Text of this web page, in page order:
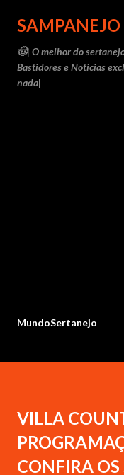
Pular
SAMPANEJO
🤠| O melhor do
Bastidores e Notícias
nada|
MundoSertanejo
VILLA
CONFIRA